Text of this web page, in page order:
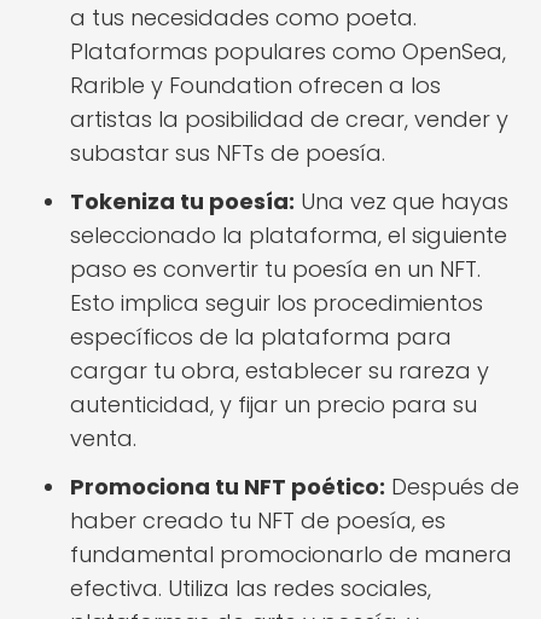
a tus necesidades como poeta.
Plataformas populares como OpenSea,
Rarible y Foundation ofrecen a los
artistas la posibilidad de crear, vender y
subastar sus NFTs de poesía.
Tokeniza tu poesía: Una vez que hayas
seleccionado la plataforma, el siguiente
paso es convertir tu poesía en un NFT.
Esto implica seguir los procedimientos
específicos de la plataforma para
cargar tu obra, establecer su rareza y
autenticidad, y fijar un precio para su
venta.
Promociona tu NFT poético: Después de
haber creado tu NFT de poesía, es
fundamental promocionarlo de manera
efectiva. Utiliza las redes sociales,